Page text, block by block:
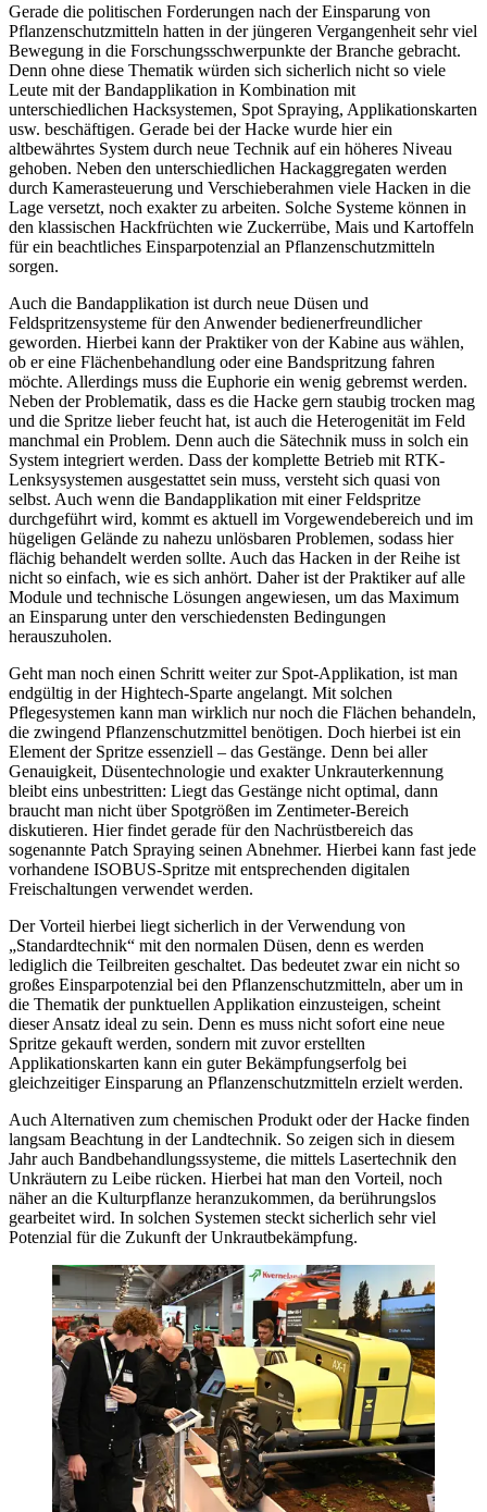
Gerade die politischen Forderungen nach der Einsparung von
Pflanzenschutzmitteln hatten in der jüngeren Vergangenheit sehr viel
Bewegung in die Forschungsschwerpunkte der Branche gebracht.
Denn ohne diese Thematik würden sich sicherlich nicht so viele
Leute mit der Bandapplikation in Kombination mit
unterschiedlichen Hacksystemen, Spot Spraying, Applikationskarten
usw. beschäftigen. Gerade bei der Hacke wurde hier ein
altbewährtes System durch neue Technik auf ein höheres Niveau
gehoben. Neben den unterschiedlichen Hackaggregaten werden
durch Kamerasteuerung und Verschieberahmen viele Hacken in die
Lage versetzt, noch exakter zu arbeiten. Solche Systeme können in
den klassischen Hackfrüchten wie Zuckerrübe, Mais und Kartoffeln
für ein beachtliches Einsparpotenzial an Pflanzenschutzmitteln
sorgen.
Auch die Bandapplikation ist durch neue Düsen und
Feldspritzensysteme für den Anwender bedienerfreundlicher
geworden. Hierbei kann der Praktiker von der Kabine aus wählen,
ob er eine Flächenbehandlung oder eine Bandspritzung fahren
möchte. Allerdings muss die Euphorie ein wenig gebremst werden.
Neben der Problematik, dass es die Hacke gern staubig trocken mag
und die Spritze lieber feucht hat, ist auch die Heterogenität im Feld
manchmal ein Problem. Denn auch die Sätechnik muss in solch ein
System integriert werden. Dass der komplette Betrieb mit RTK-
Lenksysystemen ausgestattet sein muss, versteht sich quasi von
selbst. Auch wenn die Bandapplikation mit einer Feldspritze
durchgeführt wird, kommt es aktuell im Vorgewendebereich und im
hügeligen Gelände zu nahezu unlösbaren Problemen, sodass hier
flächig behandelt werden sollte. Auch das Hacken in der Reihe ist
nicht so einfach, wie es sich anhört. Daher ist der Praktiker auf alle
Module und technische Lösungen angewiesen, um das Maximum
an Einsparung unter den verschiedensten Bedingungen
herauszuholen.
Geht man noch einen Schritt weiter zur Spot-Applikation, ist man
endgültig in der Hightech-Sparte angelangt. Mit solchen
Pflegesystemen kann man wirklich nur noch die Flächen behandeln,
die zwingend Pflanzenschutzmittel benötigen. Doch hierbei ist ein
Element der Spritze essenziell – das Gestänge. Denn bei aller
Genauigkeit, Düsentechnologie und exakter Unkrauterkennung
bleibt eins unbestritten: Liegt das Gestänge nicht optimal, dann
braucht man nicht über Spotgrößen im Zentimeter-Bereich
diskutieren. Hier findet gerade für den Nachrüstbereich das
sogenannte Patch Spraying seinen Abnehmer. Hierbei kann fast jede
vorhandene ISOBUS-Spritze mit entsprechenden digitalen
Freischaltungen verwendet werden.
Der Vorteil hierbei liegt sicherlich in der Verwendung von
„Standardtechnik“ mit den normalen Düsen, denn es werden
lediglich die Teilbreiten geschaltet. Das bedeutet zwar ein nicht so
großes Einsparpotenzial bei den Pflanzenschutzmitteln, aber um in
die Thematik der punktuellen Applikation einzusteigen, scheint
dieser Ansatz ideal zu sein. Denn es muss nicht sofort eine neue
Spritze gekauft werden, sondern mit zuvor erstellten
Applikationskarten kann ein guter Bekämpfungserfolg bei
gleichzeitiger Einsparung an Pflanzenschutzmitteln erzielt werden.
Auch Alternativen zum chemischen Produkt oder der Hacke finden
langsam Beachtung in der Landtechnik. So zeigen sich in diesem
Jahr auch Bandbehandlungssysteme, die mittels Lasertechnik den
Unkräutern zu Leibe rücken. Hierbei hat man den Vorteil, noch
näher an die Kulturpflanze heranzukommen, da berührungslos
gearbeitet wird. In solchen Systemen steckt sicherlich sehr viel
Potenzial für die Zukunft der Unkrautbekämpfung.